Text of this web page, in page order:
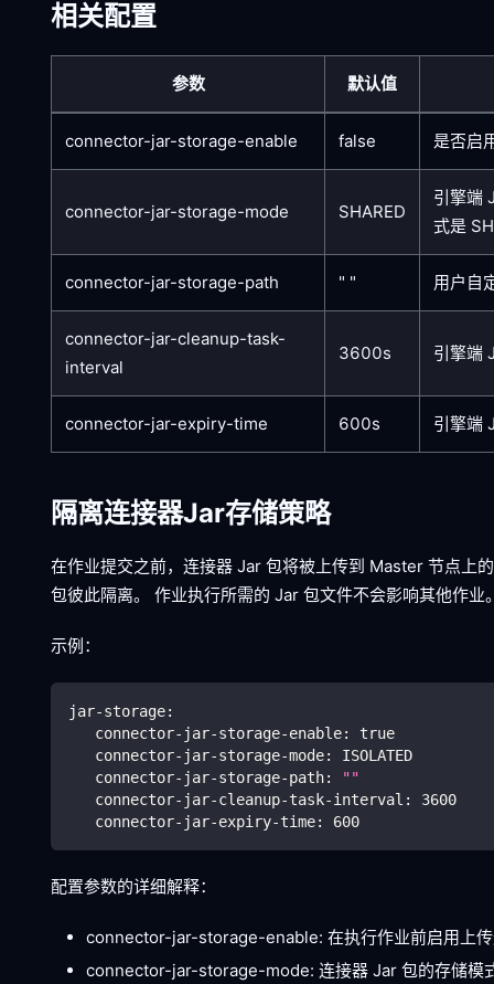
相关配置
参数 默认值
connector-jar-storage-enable false 是否启
connector-jar-storage-mode SHARED
引擎端
式是
connector-jar-storage-path " " 用户自
connector-jar-cleanup-task-
interval
3600s 引擎端
connector-jar-expiry-time 600s 引擎端
隔离连接器Jar存储策略
在作业提交之前，连接器 Jar 包将被上传到 Master 节点上
包彼此隔离。 作业执行所需的 Jar 包文件不会影响其他作
示例：
jar-storage:
connector-jar-storage-enable:
true
connector-jar-storage-mode:
ISOLATED
connector-jar-storage-path:
""
connector-jar-cleanup-task-interval :
3600
connector-jar-expiry-time: 600
配置参数的详细解释：
connector-jar-storage-enable: 在执行作业前启用上
connector-jar-storage-mode: 连接器 Jar 包的存储模